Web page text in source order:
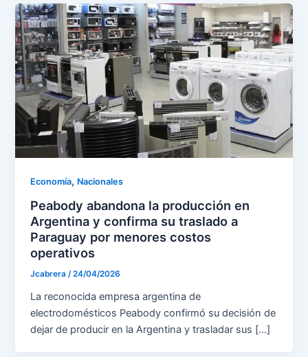
Economía, Nacionales
Peabody abandona la producción en
Argentina y confirma su traslado a
Paraguay por menores costos
operativos
Jcabrera /24/04/2026
La reconocida empresa argentina de
electrodomésticos Peabody confirmó su decisión de
dejar de producir en la Argentina y trasladar sus […]